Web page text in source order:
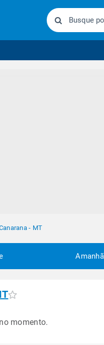
- MT
Amanhã
momento.